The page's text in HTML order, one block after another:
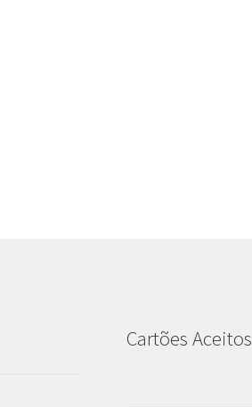
Cartões Aceitos